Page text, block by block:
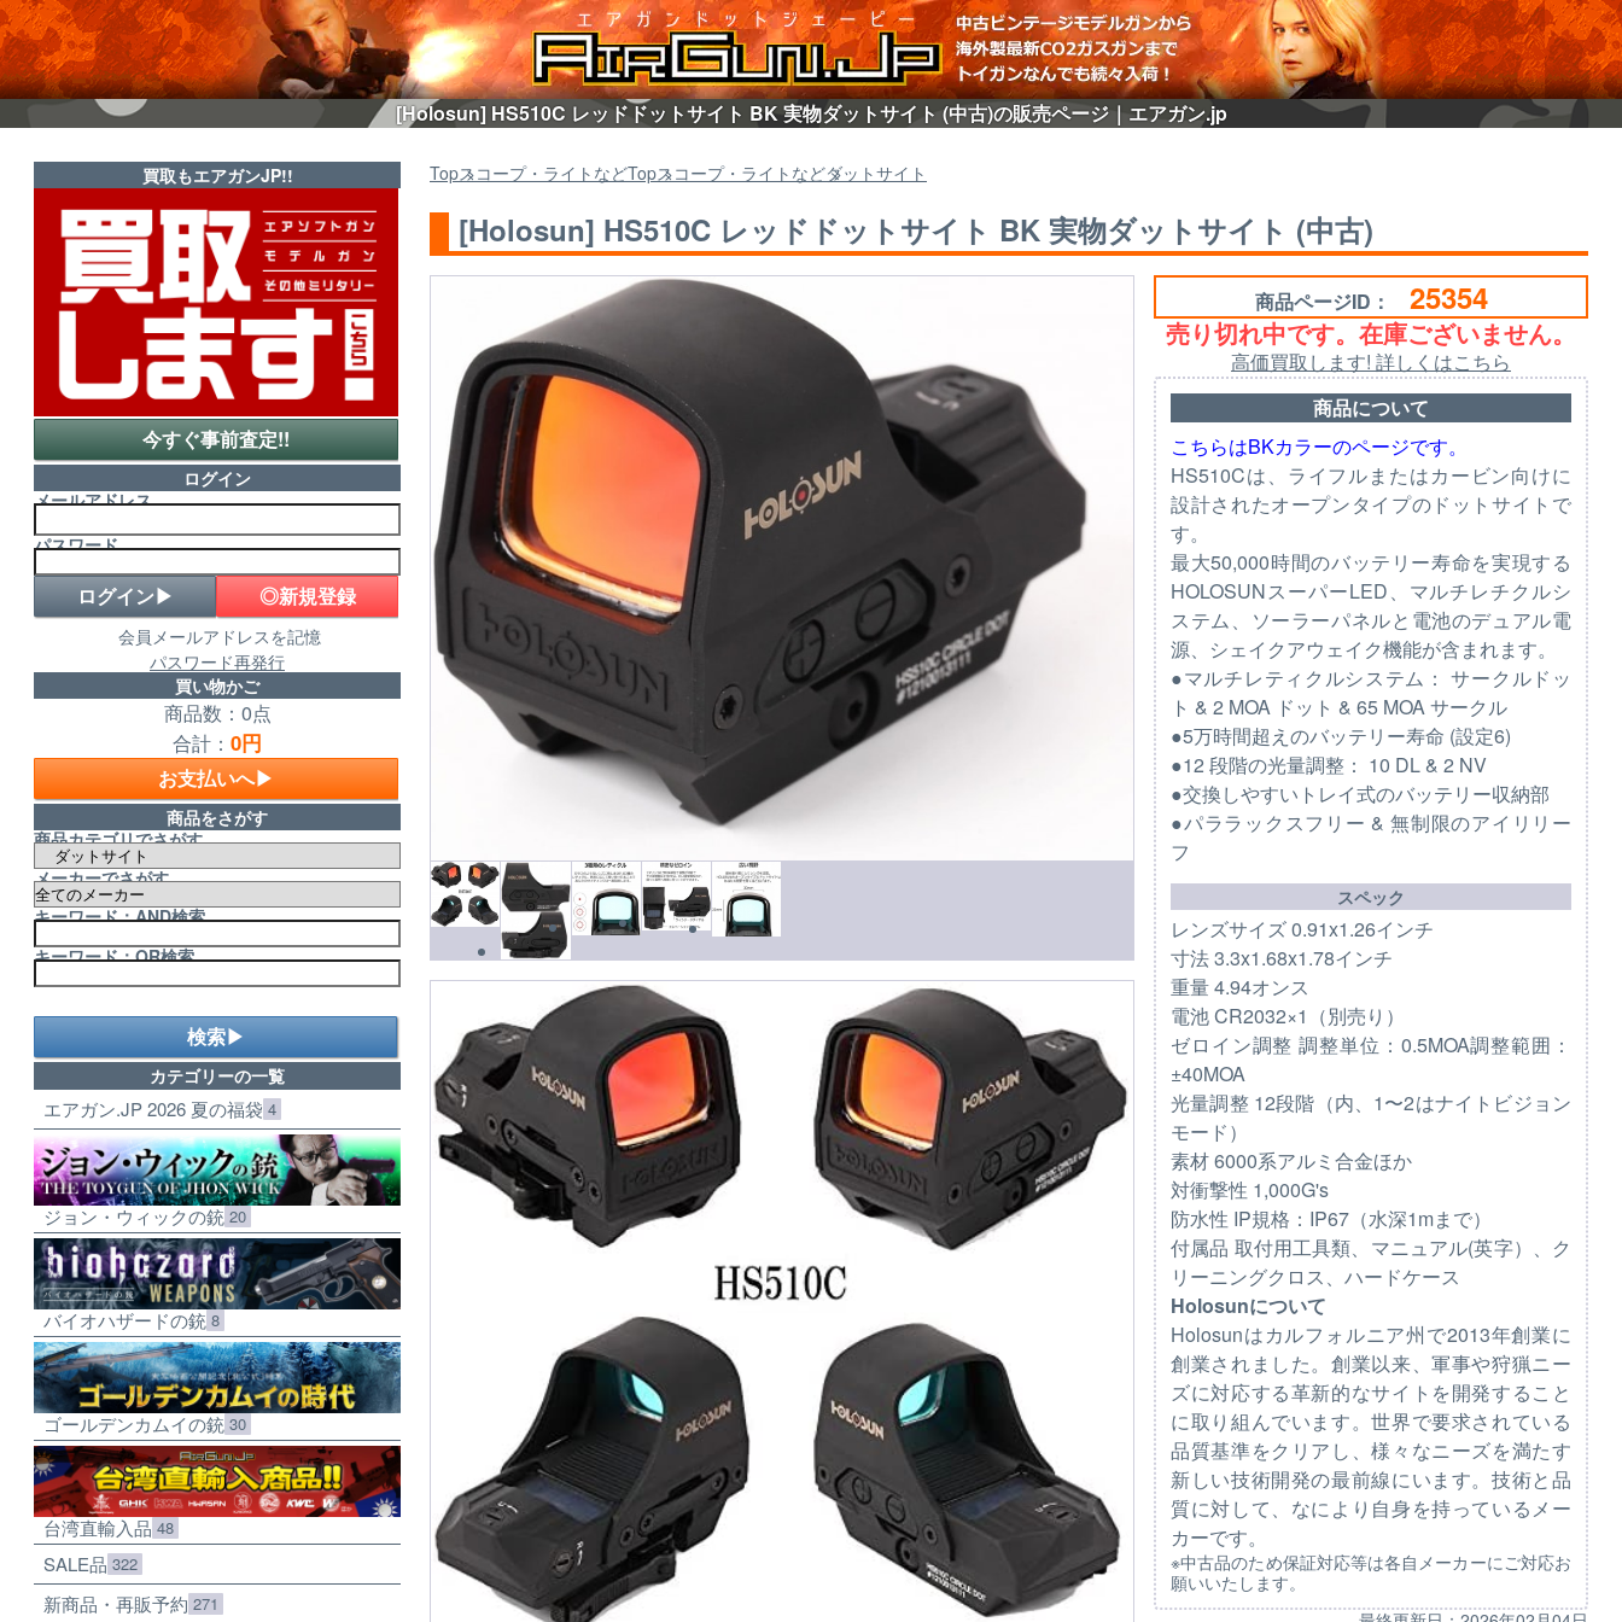
[Holosun] HS510C レッドドットサイト BK 実物ダットサイト (中古)の販売ページ｜エアガン.jp
Topスコープ・ライトなどTopスコープ・ライトなどダットサイト
[Holosun] HS510C レッドドットサイト BK 実物ダットサイト (中古)
商品ページID： 25354
売り切れ中です。在庫ございません。
高価買取します! 詳しくはこちら
商品について
こちらはBKカラーのページです。
HS510Cは、ライフルまたはカービン向けに
設計されたオープンタイプのドットサイトで
す。
最大50,000時間のバッテリー寿命を実現する
HOLOSUNスーパーLED、マルチレチクルシ
ステム、ソーラーパネルと電池のデュアル電
源、シェイクアウェイク機能が含まれます。
●マルチレティクルシステム： サークルドッ
ト & 2 MOA ドット & 65 MOA サークル
●5万時間超えのバッテリー寿命 (設定6)
●12 段階の光量調整： 10 DL & 2 NV
●交換しやすいトレイ式のバッテリー収納部
●パララックスフリー & 無制限のアイリリー
フ
スペック
レンズサイズ 0.91x1.26インチ
寸法 3.3x1.68x1.78インチ
重量 4.94オンス
電池 CR2032×1（別売り）
ゼロイン調整 調整単位：0.5MOA調整範囲：
±40MOA
光量調整 12段階（内、1〜2はナイトビジョン
モード）
素材 6000系アルミ合金ほか
対衝撃性 1,000G's
防水性 IP規格：IP67（水深1mまで）
付属品 取付用工具類、マニュアル(英字）、ク
リーニングクロス、ハードケース
Holosunについて
Holosunはカルフォルニア州で2013年創業に
創業されました。創業以来、軍事や狩猟ニー
ズに対応する革新的なサイトを開発すること
に取り組んでいます。世界で要求されている
品質基準をクリアし、様々なニーズを満たす
新しい技術開発の最前線にいます。技術と品
質に対して、なにより自身を持っているメー
カーです。
※中古品のため保証対応等は各自メーカーにご対応お
願いいたします。
買取もエアガンJP!!
今すぐ事前査定!!
ログイン
メールアドレス
パスワード
◎新規登録
会員メールアドレスを記憶
パスワード再発行
買い物かご
商品数：0点
合計： 0円
お支払いへ▶
商品をさがす
商品カテゴリでさがす
メーカーでさがす
キーワード：AND検索
キーワード：OR検索
検索▶
カテゴリーの一覧
エアガン.JP 2026 夏の福袋 4
ジョン・ウィックの銃 20
バイオハザードの銃 8
ゴールデンカムイの銃 30
台湾直輸入品 48
SALE品 322
新商品・再販予約 271